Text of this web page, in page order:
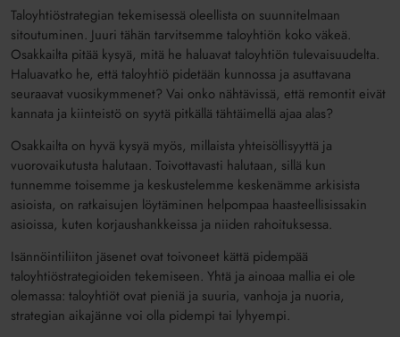
Taloyhtiöstrategian tekemisessä oleellista on suunnitelmaan
sitoutuminen. Juuri tähän tarvitsemme taloyhtiön koko väkeä.
Osakkailta pitää kysyä, mitä he haluavat taloyhtiön tulevaisuudelta.
Haluavatko he, että taloyhtiö pidetään kunnossa ja asuttavana
seuraavat vuosikymmenet? Vai onko nähtävissä, että remontit eivät
kannata ja kiinteistö on syytä pitkällä tähtäimellä ajaa alas?
Osakkailta on hyvä kysyä myös, millaista yhteisöllisyyttä ja
vuorovaikutusta halutaan. Toivottavasti halutaan, sillä kun
tunnemme toisemme ja keskustelemme keskenämme arkisista
asioista, on ratkaisujen löytäminen helpompaa haasteellisissakin
asioissa, kuten korjaushankkeissa ja niiden rahoituksessa.
Isännöintiliiton jäsenet ovat toivoneet kättä pidempää
taloyhtiöstrategioiden tekemiseen. Yhtä ja ainoaa mallia ei ole
olemassa: taloyhtiöt ovat pieniä ja suuria, vanhoja ja nuoria,
strategian aikajänne voi olla pidempi tai lyhyempi.